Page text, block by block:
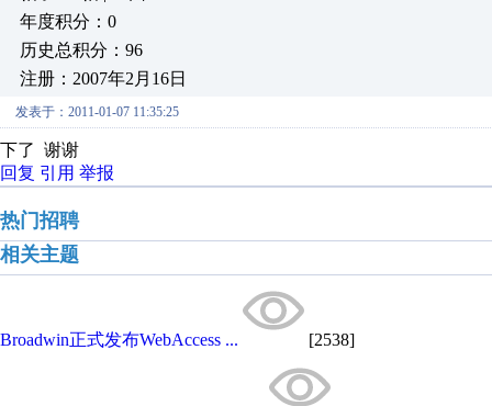
年度积分：0
历史总积分：96
注册：2007年2月16日
发表于：2011-01-07 11:35:25
下了 谢谢
回复 引用 举报
热门招聘
相关主题
Broadwin正式发布WebAccess ... [2538]